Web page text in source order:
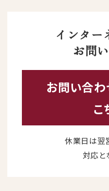
インター
お問
お問い合わ
こ
休業日は翌
対応と